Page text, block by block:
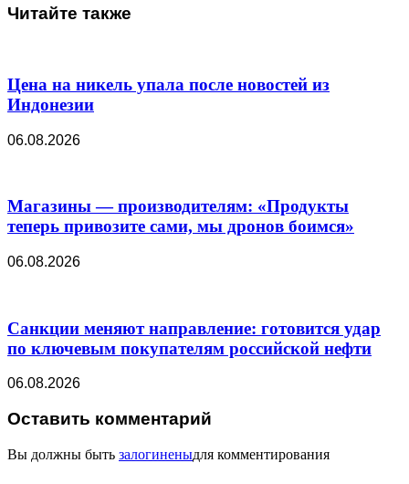
Читайте также
Цена на никель упала после новостей из
Индонезии
06.08.2026
Магазины — производителям: «Продукты
теперь привозите сами, мы дронов боимся»
06.08.2026
Санкции меняют направление: готовится удар
по ключевым покупателям российской нефти
06.08.2026
Оставить комментарий
Вы должны быть залогиненыдля комментирования